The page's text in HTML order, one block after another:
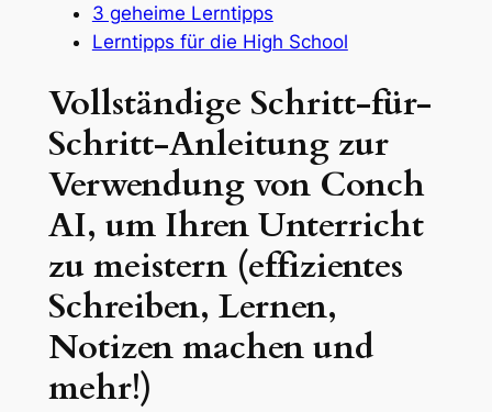
3 geheime Lerntipps
Lerntipps für die High School
Vollständige Schritt-für-
Schritt-Anleitung zur
Verwendung von Conch
AI, um Ihren Unterricht
zu meistern (effizientes
Schreiben, Lernen,
Notizen machen und
mehr!)